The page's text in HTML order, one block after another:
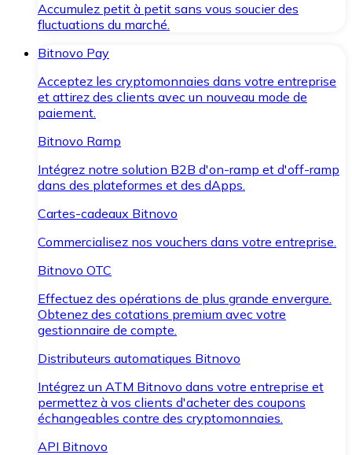
Accumulez petit à petit sans vous soucier des
fluctuations du marché.
Bitnovo Pay
Acceptez les cryptomonnaies dans votre entreprise
et attirez des clients avec un nouveau mode de
paiement.
Bitnovo Ramp
Intégrez notre solution B2B d'on-ramp et d'off-ramp
dans des plateformes et des dApps.
Cartes-cadeaux Bitnovo
Commercialisez nos vouchers dans votre entreprise.
Bitnovo OTC
Effectuez des opérations de plus grande envergure.
Obtenez des cotations premium avec votre
gestionnaire de compte.
Distributeurs automatiques Bitnovo
Intégrez un ATM Bitnovo dans votre entreprise et
permettez à vos clients d'acheter des coupons
échangeables contre des cryptomonnaies.
API Bitnovo